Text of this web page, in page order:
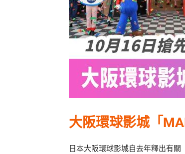
大阪環球影城「
日本大阪環球影城自去年釋出有